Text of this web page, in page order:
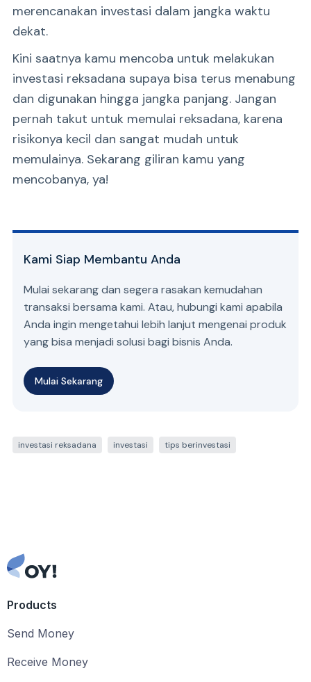
merencanakan investasi dalam jangka waktu
dekat.
Kini saatnya kamu mencoba untuk melakukan
investasi reksadana supaya bisa terus menabung
dan digunakan hingga jangka panjang. Jangan
pernah takut untuk memulai reksadana, karena
risikonya kecil dan sangat mudah untuk
memulainya. Sekarang giliran kamu yang
mencobanya, ya!
Kami Siap Membantu Anda
Mulai sekarang dan segera rasakan kemudahan
transaksi bersama kami. Atau, hubungi kami apabila
Anda ingin mengetahui lebih lanjut mengenai produk
yang bisa menjadi solusi bagi bisnis Anda.
Mulai Sekarang
investasi reksadana investasi tips berinvestasi
Products
Send Money
Receive Money